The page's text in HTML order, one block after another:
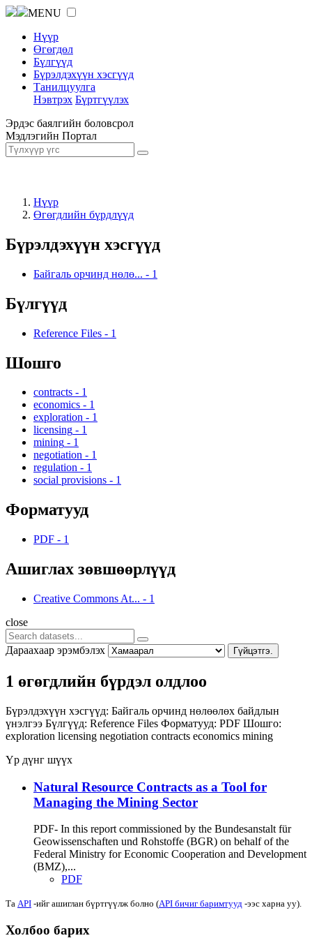
MENU
Нүүр
Өгөгдөл
Бүлгүүд
Бүрэлдэхүүн хэсгүүд
Танилцуулга
Нэвтрэх Бүртгүүлэх
Эрдэс баялгийн боловсрол
Мэдлэгийн Портал
Нүүр
Өгөгдлийн бүрдлүүд
Бүрэлдэхүүн хэсгүүд
Байгаль орчинд нөлө... - 1
Бүлгүүд
Reference Files - 1
Шошго
contracts - 1
economics - 1
exploration - 1
licensing - 1
mining - 1
negotiation - 1
regulation - 1
social provisions - 1
Форматууд
PDF - 1
Ашиглах зөвшөөрлүүд
Creative Commons At... - 1
close
Дараахаар эрэмбэлэх Гүйцэтгэ.
1 өгөгдлийн бүрдэл олдлоо
Бүрэлдэхүүн хэсгүүд: Байгаль орчинд нөлөөлөх байдлын
үнэлгээ Бүлгүүд: Reference Files Форматууд: PDF Шошго:
exploration licensing negotiation contracts economics mining
Үр дүнг шүүх
Natural Resource Contracts as a Tool for
Managing the Mining Sector
PDF- In this report commissioned by the Bundesanstalt für
Geowissenschaften und Rohstoffe (BGR) on behalf of the
Federal Ministry for Economic Cooperation and Development
(BMZ),...
PDF
Та API -ийг ашиглан бүртгүүлж болно (API бичиг баримтууд -ээс харна уу).
Холбоо барих